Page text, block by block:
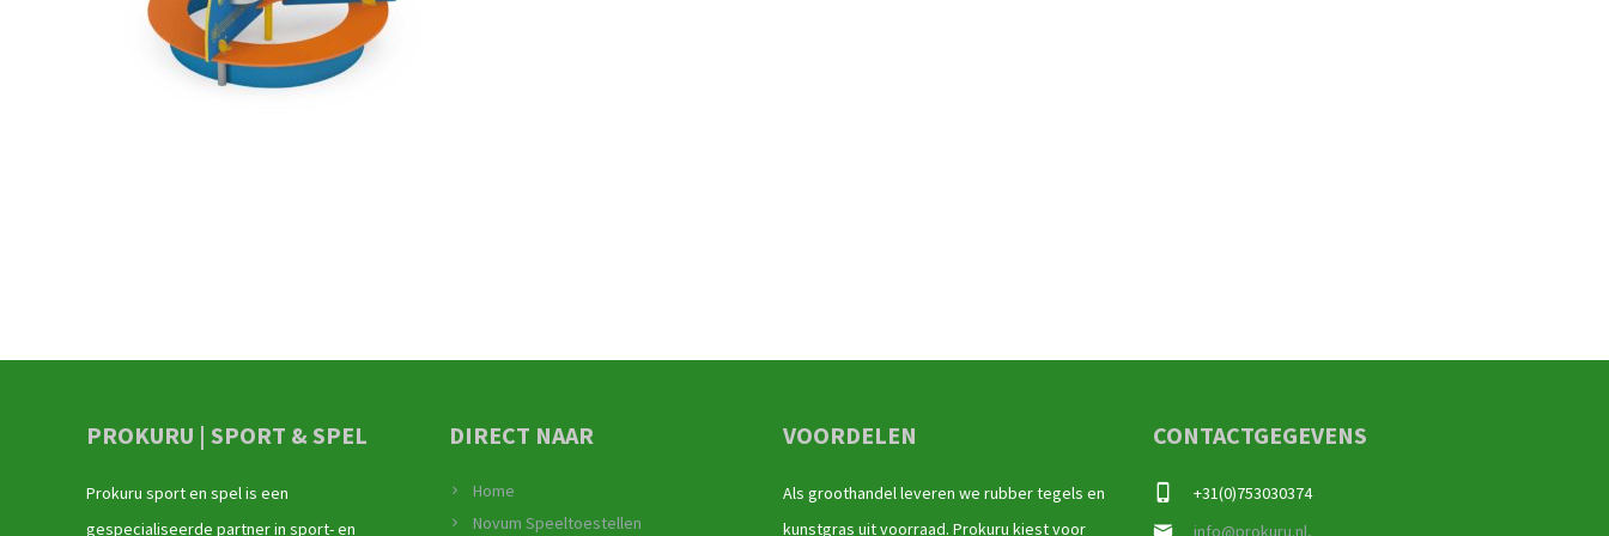
PROKURU | SPORT & SPEL
Prokuru sport en spel is een
gespecialiseerde partner in sport- en
DIRECT NAAR
Home
Novum Speeltoestellen
VOORDELEN
Als groothandel leveren we rubber tegels en
kunstgras uit voorraad. Prokuru kiest voor
CONTACTGEGEVENS
+31(0)753030374
info@prokuru.nl,